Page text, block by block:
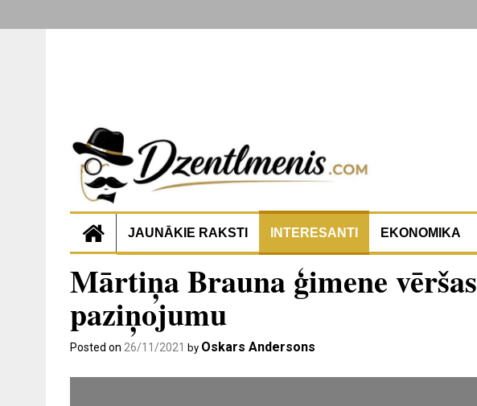
JAUNĀKIE RAKSTI INTERESANTI EKONOMIKA
Mārtiņa Brauna ģimene
paziņojumu
Posted on 26/11/2021 by Oskars Andersons